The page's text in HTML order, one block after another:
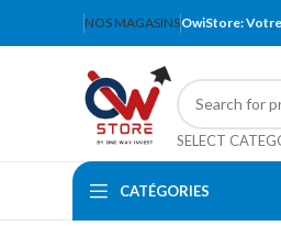
NOS MAGASINSOwiStore:
SELECT
CATÉGORIES